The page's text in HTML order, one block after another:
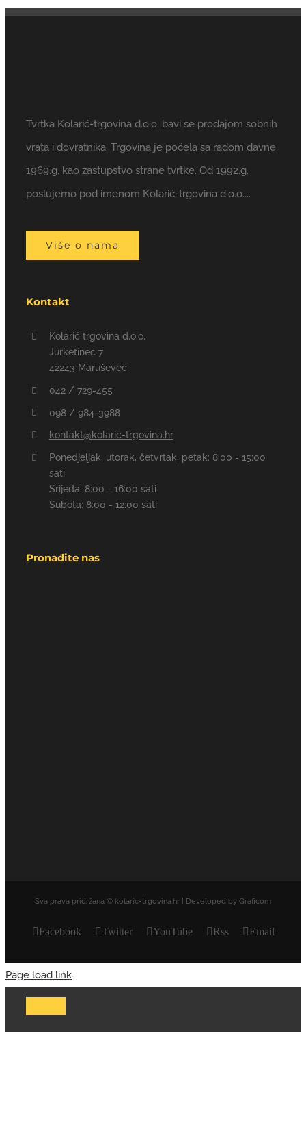
Tvrtka Kolarić-trgovina d.o.o. bavi se prodajom sobnih
vrata i dovratnika. Trgovina je počela sa radom davne
1969.g. kao zastupstvo strane tvrtke. Od 1992.g.
poslujemo pod imenom Kolarić-trgovina d.o.o....
Više o nama
Kontakt
Kolarić trgovina d.o.o.
Jurketinec 7
42243 Maruševec
042 / 729-455
098 / 984-3988
kontakt@kolaric-trgovina.hr
Ponedjeljak, utorak, četvrtak, petak: 8:00 - 15:00
sati
Srijeda: 8:00 - 16:00 sati
Subota: 8:00 - 12:00 sati
Pronađite nas
Sva prava pridržana © kolaric-trgovina.hr | Developed by Graficom
Facebook Twitter YouTube Rss Email
Page load link